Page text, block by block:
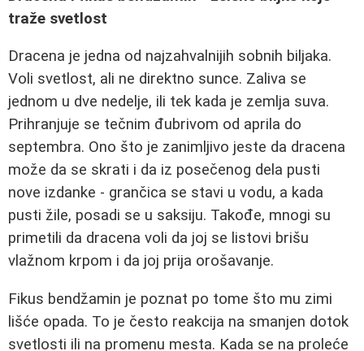
traže svetlost
Dracena je jedna od najzahvalnijih sobnih biljaka.
Voli svetlost, ali ne direktno sunce. Zaliva se
jednom u dve nedelje, ili tek kada je zemlja suva.
Prihranjuje se tečnim đubrivom od aprila do
septembra. Ono što je zanimljivo jeste da dracena
može da se skrati i da iz posečenog dela pusti
nove izdanke - grančica se stavi u vodu, a kada
pusti žile, posadi se u saksiju. Takođe, mnogi su
primetili da dracena voli da joj se listovi brišu
vlažnom krpom i da joj prija orošavanje.
Fikus bendžamin je poznat po tome što mu zimi
lišće opada. To je često reakcija na smanjen dotok
svetlosti ili na promenu mesta. Kada se na proleće